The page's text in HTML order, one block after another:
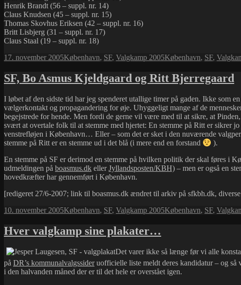
Henrik Brandt (56 – suppl. nr. 14)
Claus Knudsen (45 – suppl. nr. 15)
Thomas Skovhus Eriksen (42 – suppl. nr. 16)
Britt Lisbjerg (31 – suppl. nr. 17)
Claus Staal (19 – suppl. nr. 18)
Udgivet
17. november 2005Kategorier
København, SF, Valgkamp 2005Tags
København, SF,
SF, Bo Asmus Kjeldgaard og Ritt Bjerregaard
I løbet af den sidste tid har jeg spenderet utallige timer på gaden. Ikke som
vælgerkontakt og propagandering for øje. Uhyggeligt mange af de
begejstrede for hende. Men fordi de gerne vil være med til at sikre, at
svært at overtale folk til at stemme med hjertet: En stemme på Ritt er sikrer
venstrefløjen i København… Eller – som det er sket i den nuværende
stemme på Ritt er en stemme ud i det blå (i mere end en forstand
).
En stemme på SF er derimod en stemme på hvilken politik der skal føres i
udmeldingen på boasmus.dk ellerJyllandsposten/KBH) – men er også en
hovedkræfter har gennemført i København.
[redigeret 27/6-2007; link til boasmus.dk ændret til arkiv på sfkbh.dk,
Udgivet
10. november 2005Kategorier
København, SF, Valgkamp 2005Tags
København, SF,
Hver valgkamp sine plakater…
Det varer ikke så længe før vi alle
på DR’s kommunalvalgssideruofficielle liste meldt deres kandidatur – og så
i den halvanden måned der er til det hele er overstået igen.